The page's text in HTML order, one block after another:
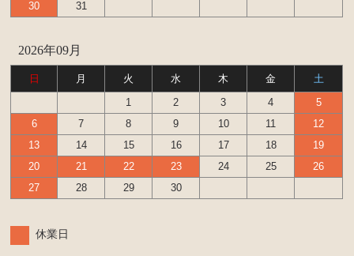
30
31
2026年09月
日 月 火 水 木 金
土
1
2 3 4
5
6
7 8 9 10 11
12
13
14 15 16 17 18
19
20
21 22 23 24 25
26
27
28 29 30
休業日